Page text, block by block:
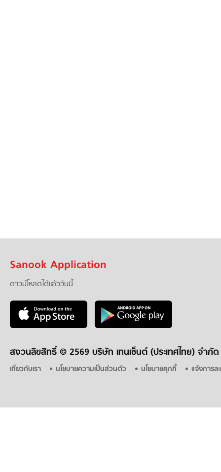
Sanook Application
ดาวน์โหลดได้แล้ววันนี้
สงวนลิขสิทธิ์ © 2569 บริษัท เทนเซ็นต์ (ประเทศไทย) จำกัด
เกี่ยวกับเรา นโยบายความเป็นส่วนตัว นโยบายคุกกี้ แจ้งการล